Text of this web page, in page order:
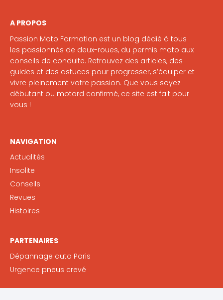
A PROPOS
Passion Moto Formation est un blog dédié à tous
les passionnés de deux-roues, du permis moto aux
conseils de conduite. Retrouvez des articles, des
guides et des astuces pour progresser, s’équiper et
vivre pleinement votre passion. Que vous soyez
débutant ou motard confirmé, ce site est fait pour
vous !
NAVIGATION
Actualités
Insolite
Conseils
Revues
Histoires
PARTENAIRES
Dépannage auto Paris
Urgence pneus crevé